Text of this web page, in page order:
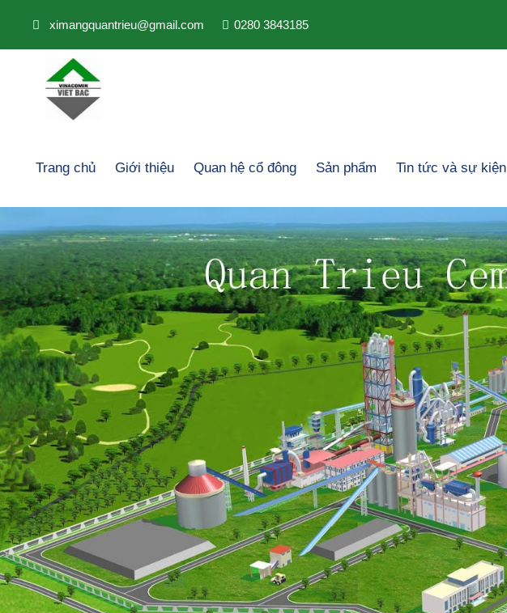
ximangquantrieu@gmail.com 0280 3843185
Trang chủ Giới thiệu Quan hệ cổ đông Sản phẩm Tin tức và sự kiện